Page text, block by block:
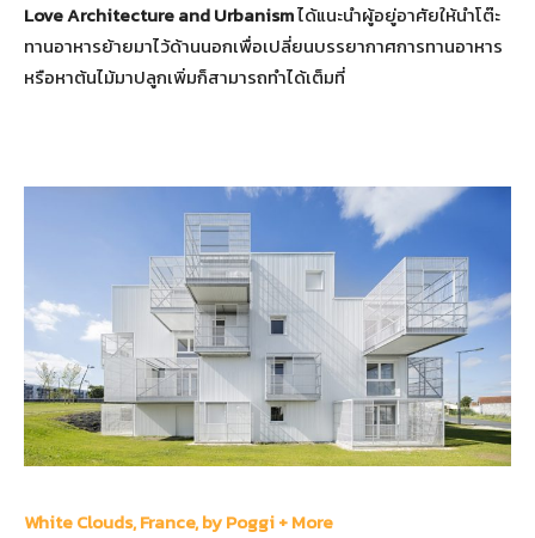
Love Architecture and Urbanismได้แนะนำผู้อยู่อาศัยให้นำโต๊ะ
ทานอาหารย้ายมาไว้ด้านนอกเพื่อเปลี่ยนบรรยากาศการทานอาหาร
หรือหาต้นไม้มาปลูกเพิ่มก็สามารถทำได้เต็มที่
White Clouds, France, by Poggi + More